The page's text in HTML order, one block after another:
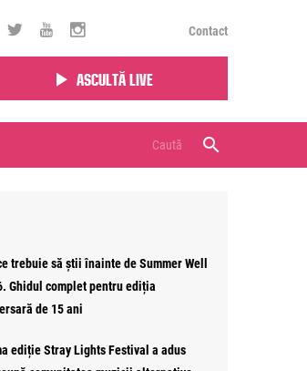
Contact
Ascultă live
trebuie să știi înainte de Summer Well
Ghidul complet pentru ediția
de 15 ani
ediție Stray Lights Festival a adus